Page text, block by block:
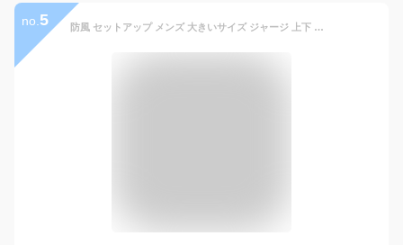
no. 5 防風 セットアップ メンズ 大きいサイズ ジャージ 上下 裏ボア 撥水加工 パーカー ブルゾン イージーパンツ マウンテンパーカー ジップアップ ジャケット ア スポーツ ジャージパンツ